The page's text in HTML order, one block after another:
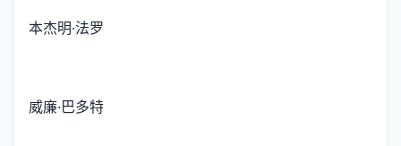
本杰明·法罗
威廉·巴多特